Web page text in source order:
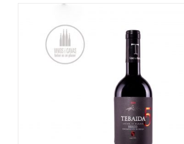
OPTIES SELECTEREN